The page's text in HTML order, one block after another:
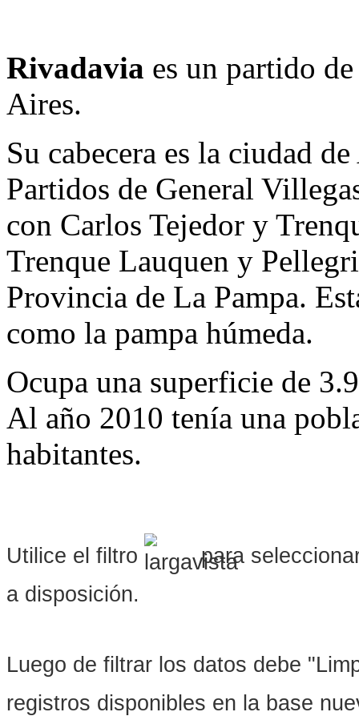
Rivadavia es un partido
Aires.
Su cabecera es la ciudad
Partidos de General
con Carlos Tejedor y
Trenque Lauquen y
Provincia de La Pampa.
como la pampa húmeda.
Ocupa una superficie de
Al año 2010 tenía una
habitantes.
Utilice el filtro
para
a disposición.
Luego de filtrar los datos debe
registros disponibles en la base